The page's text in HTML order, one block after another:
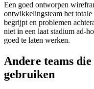
Een goed ontworpen
ontwikkelingsteam het
begrijpt en problemen
niet in een laat stadium ad-
goed te laten werken.
Andere teams
gebruiken